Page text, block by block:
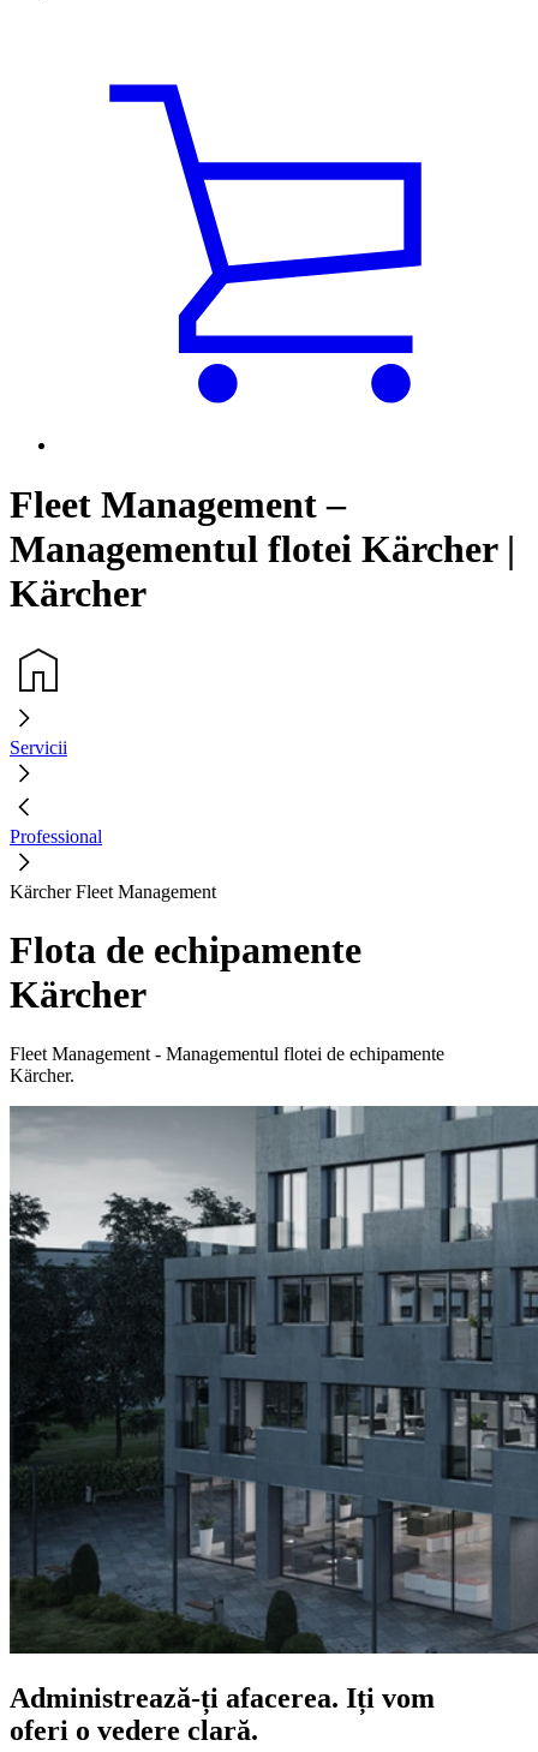
Fleet Management –
Managementul flotei Kärcher |
Kärcher
Servicii
Professional
Kärcher Fleet Management
Flota de echipamente
Kärcher
Fleet Management - Managementul flotei de echipamente
Kärcher.
Administrează-ți afacerea. Iți vom
oferi o vedere clară.